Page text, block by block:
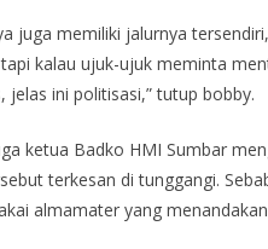
juga memiliki jalurnya
kalau ujuk-ujuk meminta
ini politisasi,” tutup bobby.
ketua Badko HMI Sumbar
terkesan di tunggangi.
almamater yang